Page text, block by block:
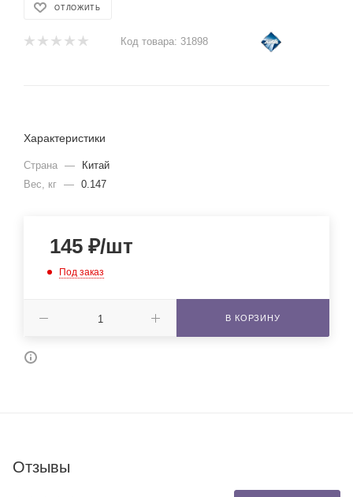
ОТЛОЖИТЬ
Код товара: 31898
Характеристики
Страна —
Китай
Вес, кг — 0.147
145 ₽/шт
Под заказ
В КОРЗИНУ
Отзывы